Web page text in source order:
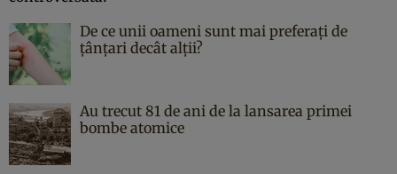
De ce unii oameni sunt mai preferați de
țânțari decât alții?
Au trecut 81 de ani de la lansarea primei
bombe atomice